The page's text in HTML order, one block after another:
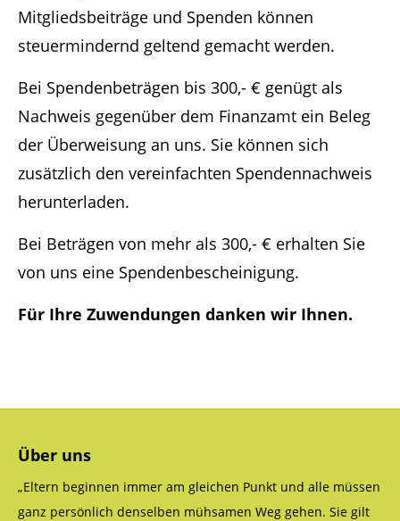
Drop us a line
info@yourdomain.com
About us
Lorem ipsum dolor sit amet, consectetuer
adipiscing elit.
Aenean commodo ligula eget dolor. Aenean
magnis dis parturient montes, nascetur
ridiculus mus. Donec quam felis, ultricies nec.
Mitgliedsbeiträge und Spenden können
steuermindernd geltend gemacht werden.
Bei Spendenbeträgen bis 300,- € genügt als
Nachweis gegenüber dem Finanzamt ein Beleg
der Überweisung an uns. Sie können sich
zusätzlich den vereinfachten Spendennachweis
herunterladen.
Bei Beträgen von mehr als 300,- € erhalten Sie
von uns eine Spendenbescheinigung.
Für Ihre Zuwendungen danken wir Ihnen.
Über uns
„Eltern beginnen immer am gleichen Punkt und alle müssen
ganz persönlich denselben mühsamen Weg gehen. Sie gilt